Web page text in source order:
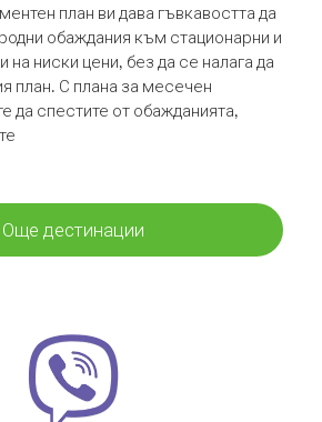
план ви дава гъвкавостта да
обаждания към стационарни и
на ниски цени, без да се налага да
план. С плана за месечен
да спестите от обажданията,
Още дестинации